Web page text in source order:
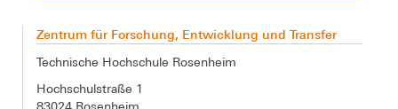
Zentrum für Forschung, Entwicklung und Transfer
Technische Hochschule Rosenheim
Hochschulstraße 1